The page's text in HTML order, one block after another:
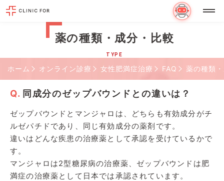
薬の種類・成分・比較
TYPE
ホーム オンライン診療 女性肥満症治療 FAQ 薬の種類
同成分のゼップバウンドとの違いは？
ゼップバウンドとマンジャロは、どちらも有効成分がチ
ルゼパチドであり、同じ有効成分の薬剤です。
違いはどんな疾患の治療薬として承認を受けているかで
す。
マンジャロは2型糖尿病の治療薬、ゼップバウンドは肥
満症の治療薬として日本では承認されています。